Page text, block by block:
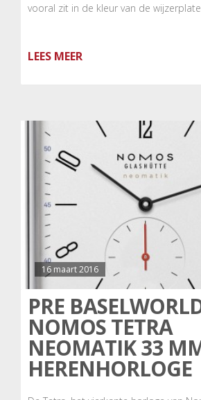
vooral zit in de kleur van de
LEES MEER
16 maart 2016
PRE
NOMOS TETRA
NEOMATIK 33
HERENHORLOGE